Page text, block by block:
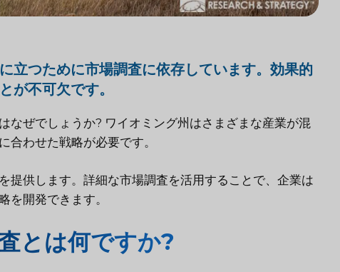
立つために市場調査に依存しています。効果的
が不可欠です。
なぜでしょうか? ワイオミング州はさまざまな産業が混
わせた戦略が必要です。
提供します。詳細な市場調査を活用することで、企業は
を開発できます。
とは何ですか?